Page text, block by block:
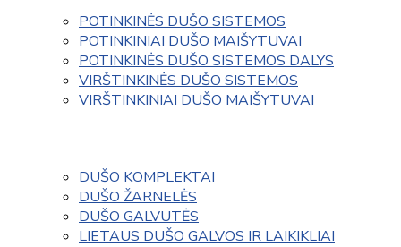
POTINKINĖS DUŠO SISTEMOS
POTINKINIAI DUŠO MAIŠYTUVAI
POTINKINĖS DUŠO SISTEMOS DALYS
VIRŠTINKINĖS DUŠO SISTEMOS
VIRŠTINKINIAI DUŠO MAIŠYTUVAI
DUŠO KOMPLEKTAI
DUŠO ŽARNELĖS
DUŠO GALVUTĖS
LIETAUS DUŠO GALVOS IR LAIKIKLIAI